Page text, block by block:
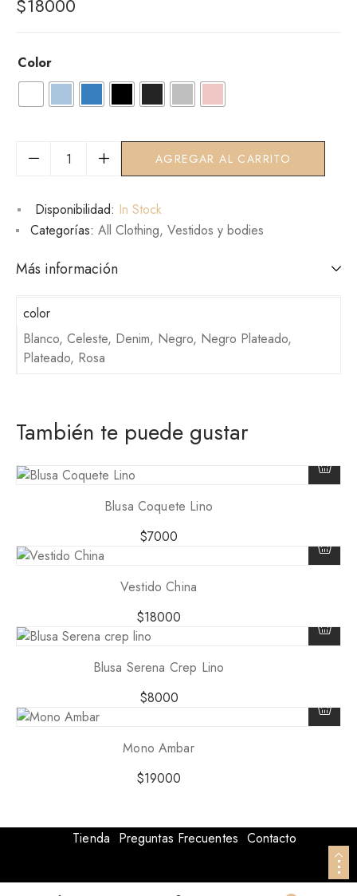
$18000
Color
AGREGAR AL CARRITO
Disponibilidad: In Stock
Categorías: All Clothing, Vestidos y bodies
Más información
color
Blanco, Celeste, Denim, Negro, Negro Plateado,
Plateado, Rosa
También te puede gustar
Blusa Coquete Lino
$7000
Vestido China
$18000
Blusa Serena Crep Lino
$8000
Mono Ambar
$19000
Tienda Preguntas Frecuentes Contacto